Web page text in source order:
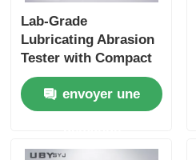
Lab-Grade
Lubricating Abrasion
Tester with Compact
Structure and User-
Friendly Interface for
Friction and Wear
envoyer une